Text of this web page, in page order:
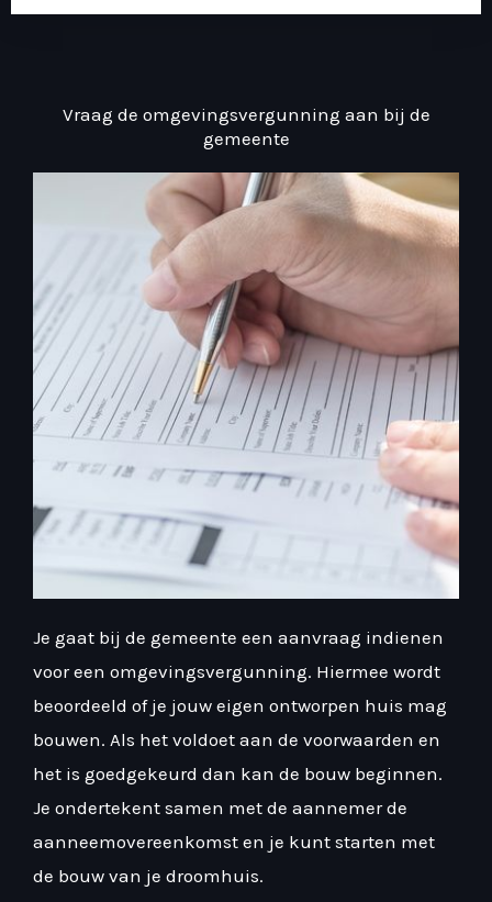
Vraag de omgevingsvergunning aan bij de
gemeente
Je gaat bij de gemeente een aanvraag indienen
voor een omgevingsvergunning. Hiermee wordt
beoordeeld of je jouw eigen ontworpen huis mag
bouwen. Als het voldoet aan de voorwaarden en
het is goedgekeurd dan kan de bouw beginnen.
Je ondertekent samen met de aannemer de
aanneemovereenkomst en je kunt starten met
de bouw van je droomhuis.